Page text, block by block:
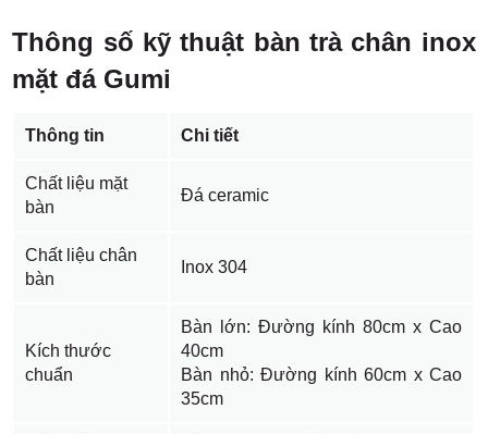
Thông số kỹ thuật bàn trà chân inox
mặt đá Gumi
Thông tin Chi tiết
Chất liệu mặt
bàn
Đá ceramic
Chất liệu chân
bàn
Inox 304
Kích thước
chuẩn
Bàn lớn: Đường kính 80cm x Cao
40cm
Bàn nhỏ: Đường kính 60cm x Cao
35cm